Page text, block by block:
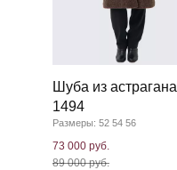
Шуба из астрагана
1494
Размеры: 52 54 56
73 000 руб.
89 000 руб.